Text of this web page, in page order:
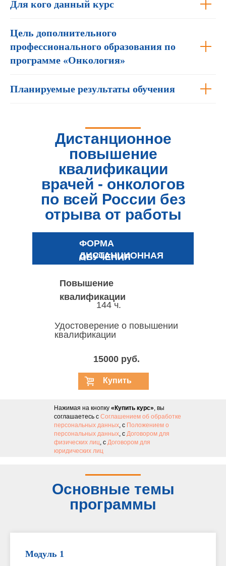
Для кого данный курс
Цель дополнительного
профессионального образования по
программе «Онкология»
Планируемые результаты обучения
Дистанционное
повышение
квалификации
врачей - онкологов
по всей России без
отрыва от работы
ФОРМА
ОБУЧЕНИЯ
ДИСТАНЦИОННАЯ
Повышение
квалификации
Удостоверение о повышении
квалификации
144 ч.
15000 руб.
Купить
курс
Нажимая на кнопку «Купить курс», вы
соглашаетесь с Соглашением об обработке
персональных данных, с Положением о
персональных данных, с Договором для
физических лиц, с Договором для
юридических лиц
Основные темы
программы
Модуль 1